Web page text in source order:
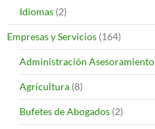
Idiomas (2)
Empresas y Servicios (164)
Administración Asesoramiento
Agricultura (8)
Bufetes de Abogados (2)